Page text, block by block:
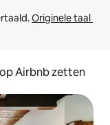
Originele taal
Airbnb zetten